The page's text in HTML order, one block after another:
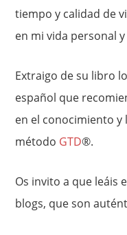
tiempo y calidad de
en mi vida personal
Extraigo de su libro
español que
en el conocimiento y
método GTD®.
Os invito a que leáis
blogs, que son